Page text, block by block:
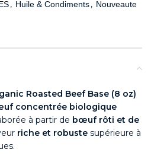
, Huile & Condiments, Nouveaute
Roasted Beef Base (8 oz)
concentrée biologique
à partir de bœuf rôti et de
riche et robuste supérieure à